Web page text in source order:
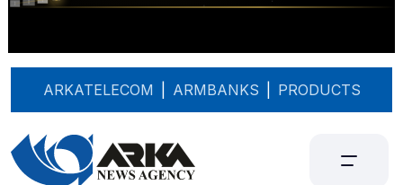
ARKATELECOM ARMBANKS PRODUCTS